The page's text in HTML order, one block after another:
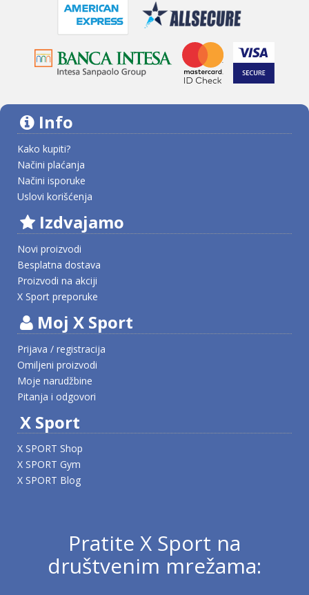
Info
Kako kupiti?
Načini plaćanja
Načini isporuke
Uslovi korišćenja
Izdvajamo
Novi proizvodi
Besplatna dostava
Proizvodi na akciji
X Sport preporuke
Moj X Sport
Prijava / registracija
Omiljeni proizvodi
Moje narudžbine
Pitanja i odgovori
X Sport
X SPORT Shop
X SPORT Gym
X SPORT Blog
Pratite X Sport na
društvenim mrežama: